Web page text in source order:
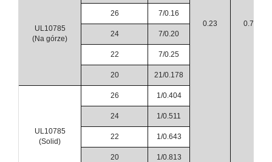
0.23 0.76
UL10785
(Na górze)
26 7/0.16
24 7/0.20
22 7/0.25
20 21/0.178
UL10785
(Solid)
26 1/0.404
24 1/0.511
22 1/0.643
20 1/0.813